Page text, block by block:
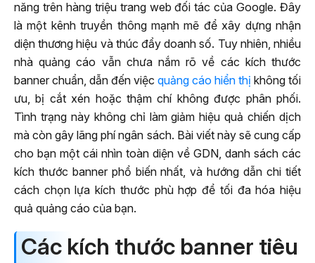
năng trên hàng triệu trang web đối tác của Google. Đây
là một kênh truyền thông mạnh mẽ để xây dựng nhận
diện thương hiệu và thúc đẩy doanh số. Tuy nhiên, nhiều
nhà quảng cáo vẫn chưa nắm rõ về các kích thước
banner chuẩn, dẫn đến việc quảng cáo hiển thị không tối
ưu, bị cắt xén hoặc thậm chí không được phân phối.
Tình trạng này không chỉ làm giảm hiệu quả chiến dịch
mà còn gây lãng phí ngân sách. Bài viết này sẽ cung cấp
cho bạn một cái nhìn toàn diện về GDN, danh sách các
kích thước banner phổ biến nhất, và hướng dẫn chi tiết
cách chọn lựa kích thước phù hợp để tối đa hóa hiệu
quả quảng cáo của bạn.
Các kích thước banner tiêu